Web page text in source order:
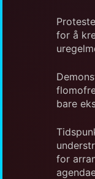
for å
bare
for